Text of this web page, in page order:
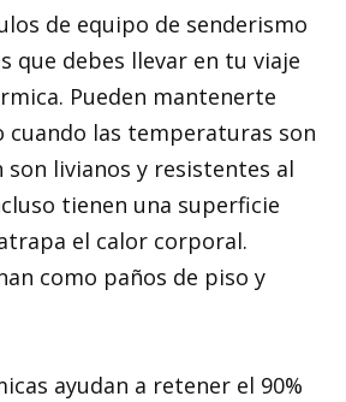
de equipo de senderismo
que debes llevar en tu viaje
Pueden mantenerte
cuando las temperaturas son
son livianos y resistentes al
tienen una superficie
el calor corporal.
como paños de piso y
ayudan a retener el 90%